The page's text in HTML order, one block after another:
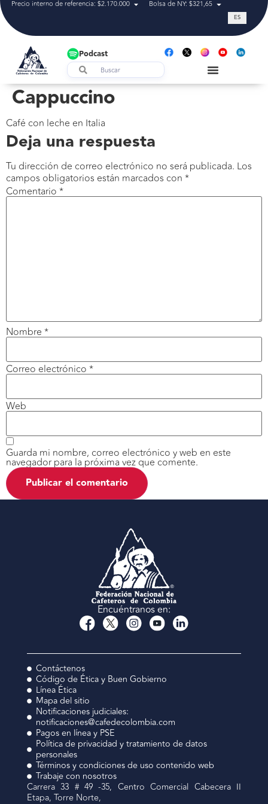
Precio interno de referencia: $2.170.000 Bolsa de NY: $321,65 Tasa de
ES
Podcast
Cappuccino
Café con leche en Italia
Deja una respuesta
Tu dirección de correo electrónico no será publicada. Los
campos obligatorios están marcados con *
Comentario *
Nombre *
Correo electrónico *
Web
Guarda mi nombre, correo electrónico y web en este
navegador para la próxima vez que comente.
Encuéntranos en:
Contáctenos
Código de Ética y Buen Gobierno
Línea Ética
Mapa del sitio
Notificaciones judiciales:
notificaciones@cafedecolombia.com
Pagos en línea y PSE
Política de privacidad y tratamiento de datos
personales
Términos y condiciones de uso contenido web
Trabaje con nosotros
Carrera 33 # 49 -35, Centro Comercial Cabecera II
Etapa, Torre Norte,